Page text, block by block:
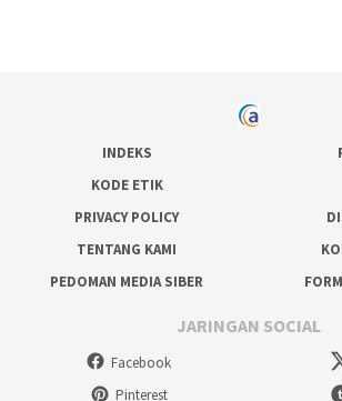
INDEKS
KODE ETIK
PRIVACY POLICY
TENTANG KAMI
PEDOMAN MEDIA SIBER
JARINGAN SOCIAL
Facebook
Pinterest